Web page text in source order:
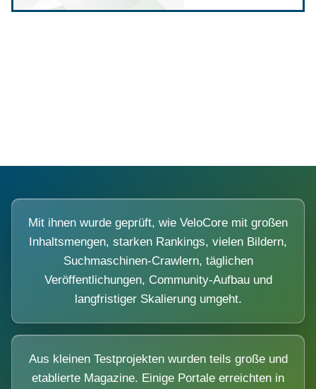
Mit ihnen wurde geprüft, wie VeloCore mit großen
Inhaltsmengen, starken Rankings, vielen Bildern,
Suchmaschinen-Crawlern, täglichen
Veröffentlichungen, Community-Aufbau und
langfristiger Skalierung umgeht.
Aus kleinen Testprojekten wurden teils große und
etablierte Magazine. Einige Portale erreichten in